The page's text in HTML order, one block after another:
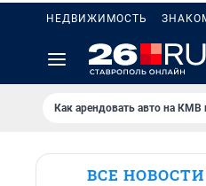
НЕДВИЖИМОСТЬ
Как арендовать авто на КМВ
ВСЕ НОВОСТИ